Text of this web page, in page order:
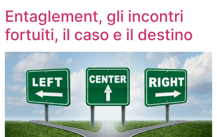
Entaglement, gli incontri
fortuiti, il caso e il destino